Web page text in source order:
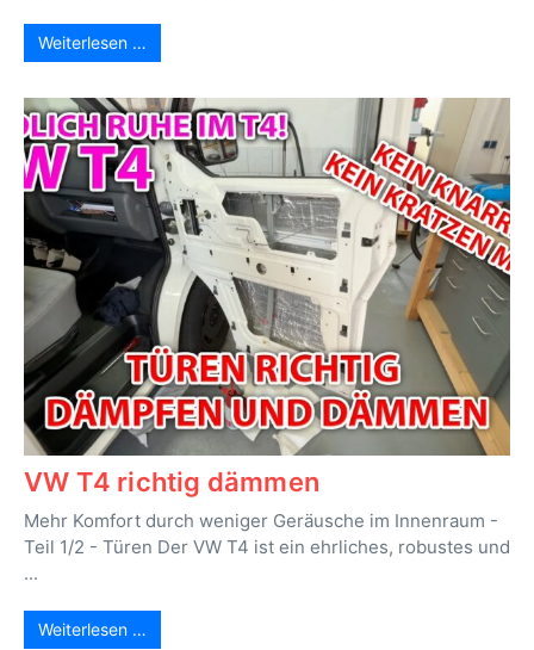
Weiterlesen …
VW T4 richtig dämmen
Mehr Komfort durch weniger Geräusche im Innenraum -
Teil 1/2 - Türen Der VW T4 ist ein ehrliches, robustes und
...
Weiterlesen …